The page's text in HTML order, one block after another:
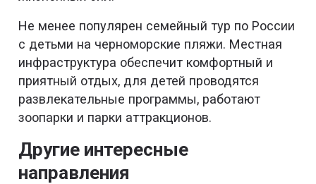
Не менее популярен семейный тур по России
с детьми на черноморские пляжи. Местная
инфраструктура обеспечит комфортный и
приятный отдых, для детей проводятся
развлекательные программы, работают
зоопарки и парки аттракционов.
Другие интересные
направления